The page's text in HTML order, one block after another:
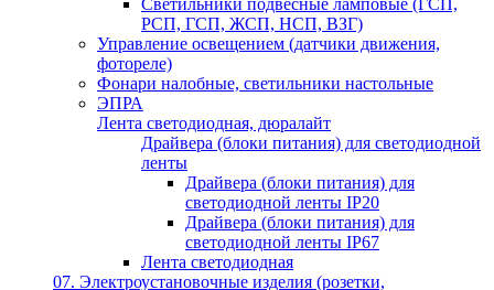
РСП, ГСП, ЖСП, НСП, ВЗГ)
Управление освещением (датчики движения,
фотореле)
Фонари налобные, светильники настольные
ЭПРА
Лента светодиодная, дюралайт
Драйвера (блоки питания) для светодиодной
ленты
Драйвера (блоки питания) для
светодиодной ленты IP20
Драйвера (блоки питания) для
светодиодной ленты IP67
Лента светодиодная
07. Электроустановочные изделия (розетки,